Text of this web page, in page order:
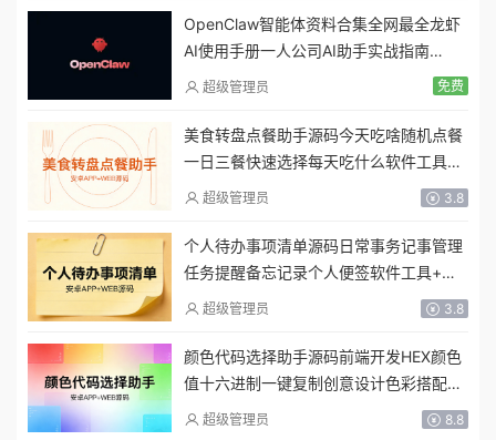
OpenClaw智能体资料合集全网最全龙虾
AI使用手册一人公司AI助手实战指南
Agent本地部署保姆级教程
超级管理员 免费
美食转盘点餐助手源码今天吃啥随机点餐
一日三餐快速选择每天吃什么软件工具
+安卓APP
超级管理员 3.8
个人待办事项清单源码日常事务记事管理
任务提醒备忘记录个人便签软件工具+安
卓APP
超级管理员 3.8
颜色代码选择助手源码前端开发HEX颜色
值十六进制一键复制创意设计色彩搭配软
件工具+安卓APP
超级管理员 8.8